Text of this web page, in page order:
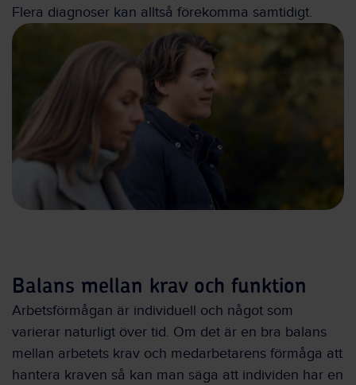
Flera diagnoser kan alltså förekomma samtidigt.
Balans mellan krav och funktion
Arbetsförmågan är individuell och något som
varierar naturligt över tid. Om det är en bra balans
mellan arbetets krav och medarbetarens förmåga att
hantera kraven så kan man säga att individen har en